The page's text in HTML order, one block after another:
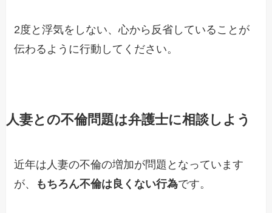
2度と浮気をしない、心から反省していることが
伝わるように行動してください。
人妻との不倫問題は弁護士に相談しよう
近年は人妻の不倫の増加が問題となっています
が、
もちろん不倫は良くない行為です。